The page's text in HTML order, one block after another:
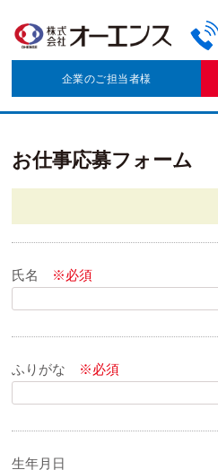
企業のご担当者様
お仕事応募フォーム
氏名 ※必須
ふりがな ※必須
生年月日